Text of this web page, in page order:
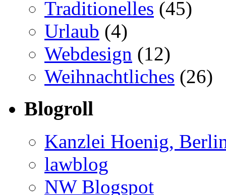
Traditionelles (45)
Urlaub (4)
Webdesign (12)
Weihnachtliches (26)
Blogroll
Kanzlei Hoenig,
lawblog
NW Blogspot